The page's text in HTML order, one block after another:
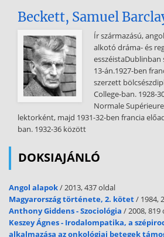
Beckett, Samuel
Ír származású,
alkotó dráma- és
esszéistaDublinban
13-án.1927-ben
szerzett
College-ban. 1928-
Normale
lektorként, majd 1931-32-ben francia
ban. 1932-36 között
DOKSIAJÁNLÓ
Angol alapok/ 2013, 437 oldal
Magyarország története, 2. kötet/ 1984,
Anthony Giddens - Szociológia / 2008, 819
Keszey Ágnes - Irodalompatika, a
alkalmazása az onkológiai betegek